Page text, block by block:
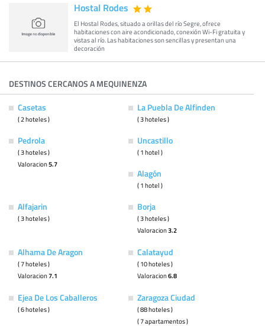
Hostal Rodes
El Hostal Rodes, situado a orillas del río Segre, ofrece
habitaciones con aire acondicionado, conexión Wi-Fi gratuita y
vistas al río. Las habitaciones son sencillas y presentan una
decoración
DESTINOS CERCANOS A MEQUINENZA
Casetas
( 2 hoteles )
La Puebla De Alfinden
( 3 hoteles )
Pedrola
( 3 hoteles )
Valoracion5.7
Uncastillo
( 1 hotel )
Alagón
( 1 hotel )
Alfajarin
( 3 hoteles )
Borja
( 3 hoteles )
Valoracion3.2
Alhama De Aragon
( 7 hoteles )
Valoracion7.1
Calatayud
( 10 hoteles )
Valoracion6.8
Ejea De Los Caballeros
( 6 hoteles )
Zaragoza Ciudad
( 88 hoteles )
( 7 apartamentos )